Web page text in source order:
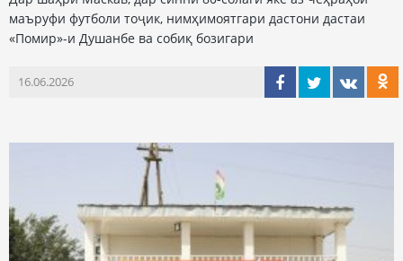
маъруфи футболи тоҷик, нимҳимоятгари дастони дастаи
«Помир»-и Душанбе ва собиқ бозигари
16.06.2026